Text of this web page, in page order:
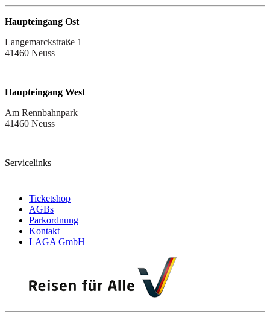
Haupteingang Ost
Langemarckstraße 1
41460 Neuss
Haupteingang West
Am Rennbahnpark
41460 Neuss
Servicelinks
Ticketshop
AGBs
Parkordnung
Kontakt
LAGA GmbH